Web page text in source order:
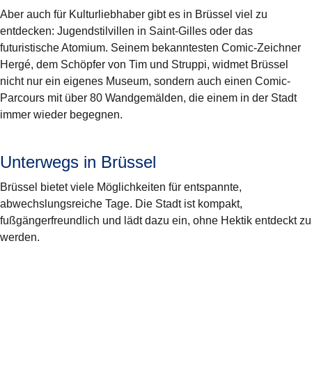
Aber auch für Kulturliebhaber gibt es in Brüssel viel zu
entdecken: Jugendstilvillen in Saint-Gilles oder das
futuristische Atomium. Seinem bekanntesten Comic-Zeichner
Hergé, dem Schöpfer von Tim und Struppi, widmet Brüssel
nicht nur ein eigenes Museum, sondern auch einen Comic-
Parcours mit über 80 Wandgemälden, die einem in der Stadt
immer wieder begegnen.
Unterwegs in Brüssel
Brüssel bietet viele Möglichkeiten für entspannte,
abwechslungsreiche Tage. Die Stadt ist kompakt,
fußgängerfreundlich und lädt dazu ein, ohne Hektik entdeckt zu
werden.